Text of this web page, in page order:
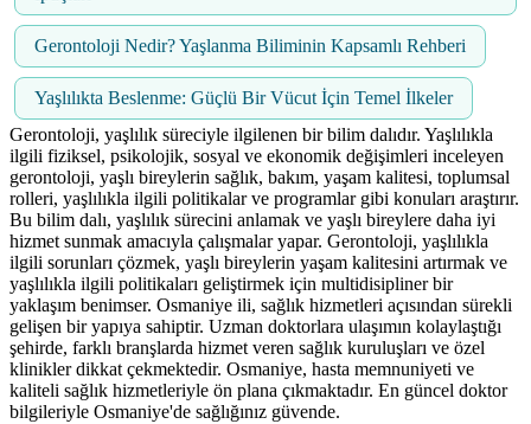
Gerontoloji Nedir? Yaşlanma Biliminin Kapsamlı Rehberi
Yaşlılıkta Beslenme: Güçlü Bir Vücut İçin Temel İlkeler
Gerontoloji, yaşlılık süreciyle ilgilenen bir bilim dalıdır. Yaşlılıkla
ilgili fiziksel, psikolojik, sosyal ve ekonomik değişimleri inceleyen
gerontoloji, yaşlı bireylerin sağlık, bakım, yaşam kalitesi, toplumsal
rolleri, yaşlılıkla ilgili politikalar ve programlar gibi konuları araştırır.
Bu bilim dalı, yaşlılık sürecini anlamak ve yaşlı bireylere daha iyi
hizmet sunmak amacıyla çalışmalar yapar. Gerontoloji, yaşlılıkla
ilgili sorunları çözmek, yaşlı bireylerin yaşam kalitesini artırmak ve
yaşlılıkla ilgili politikaları geliştirmek için multidisipliner bir
yaklaşım benimser. Osmaniye ili, sağlık hizmetleri açısından sürekli
gelişen bir yapıya sahiptir. Uzman doktorlara ulaşımın kolaylaştığı
şehirde, farklı branşlarda hizmet veren sağlık kuruluşları ve özel
klinikler dikkat çekmektedir. Osmaniye, hasta memnuniyeti ve
kaliteli sağlık hizmetleriyle ön plana çıkmaktadır. En güncel doktor
bilgileriyle Osmaniye'de sağlığınız güvende.